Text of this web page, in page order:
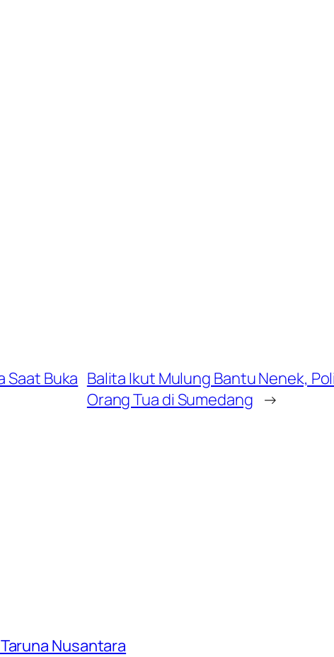
Saat Buka Balita Ikut Mulung Bantu Nenek,
Orang Tua di Sumedang →
Nusantara